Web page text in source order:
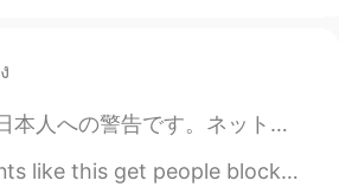
ってるらしいですからみんな、特に老人やパソコンが苦手な人、気をつけてください。日本人を詐欺するためだけにに日本語を勉強する人...
blocked 🙅‍♀️ ~ this app is to help one another learn a new lan...